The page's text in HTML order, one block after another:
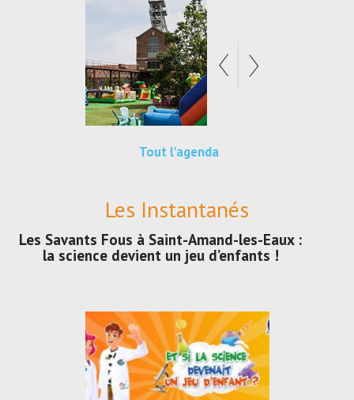
Tout l'agenda
Les Instantanés
Les Savants Fous à Saint-Amand-les-Eaux :
la science devient un jeu d’enfants !